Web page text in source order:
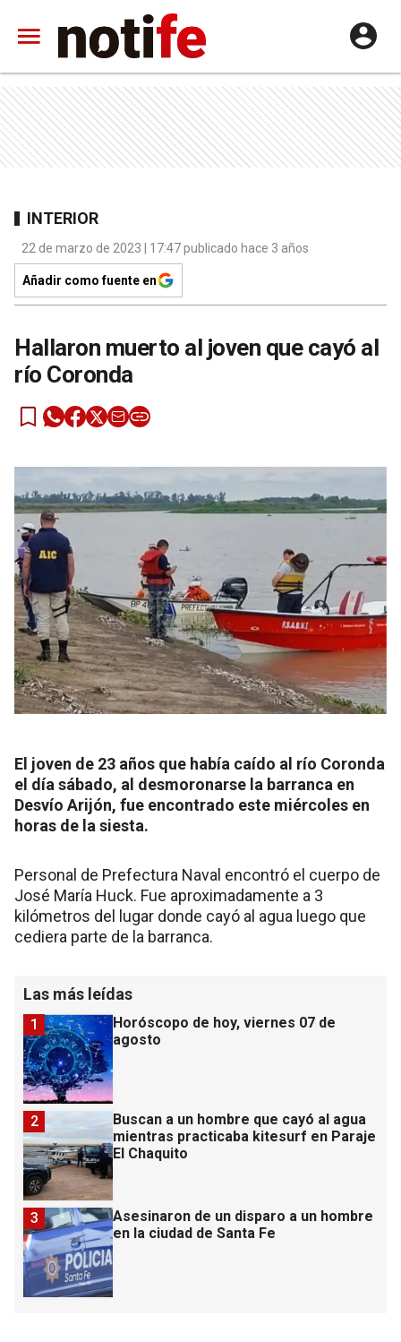
INTERIOR
22 de marzo de 2023 | 17:47 publicado hace 3 años
Añadir como fuente en
Hallaron muerto al joven que cayó al
río Coronda
El joven de 23 años que había caído al río Coronda
el día sábado, al desmoronarse la barranca en
Desvío Arijón, fue encontrado este miércoles en
horas de la siesta.
Personal de Prefectura Naval encontró el cuerpo de
José María Huck. Fue aproximadamente a 3
kilómetros del lugar donde cayó al agua luego que
cediera parte de la barranca.
Las más leídas
Horóscopo de hoy, viernes 07 de
agosto
1
Buscan a un hombre que cayó al agua
mientras practicaba kitesurf en Paraje
El Chaquito
2
Asesinaron de un disparo a un hombre
en la ciudad de Santa Fe
3